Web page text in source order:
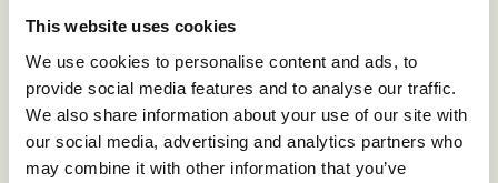
This website uses cookies
We use cookies to personalise content and ads, to
provide social media features and to analyse our traffic.
We also share information about your use of our site with
our social media, advertising and analytics partners who
may combine it with other information that you’ve
Rasnaam
VBN code
28147
Download als PDF